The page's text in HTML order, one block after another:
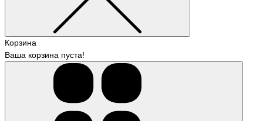
Корзина
Ваша корзина пуста!